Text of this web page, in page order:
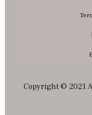
Copyright © 2021